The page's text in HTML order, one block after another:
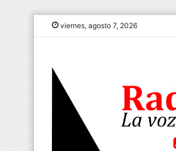
viernes, agosto 7, 2026